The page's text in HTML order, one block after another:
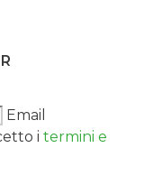
Email
i termini e